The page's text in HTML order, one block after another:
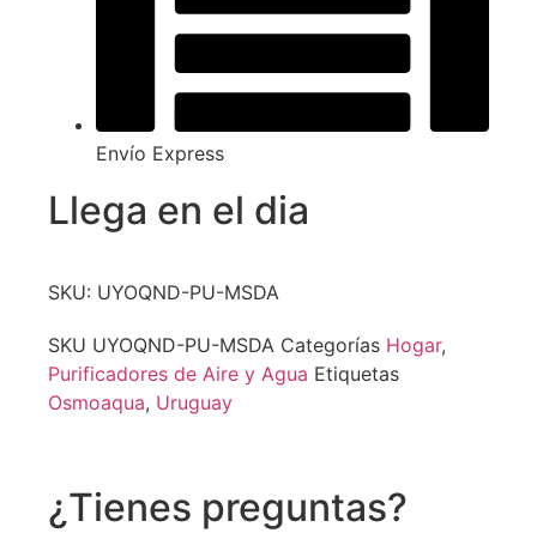
Envío Express
Llega en el dia
SKU: UYOQND-PU-MSDA
SKU UYOQND-PU-MSDA Categorías Hogar,
Purificadores de Aire y Agua Etiquetas
Osmoaqua, Uruguay
¿Tienes preguntas?